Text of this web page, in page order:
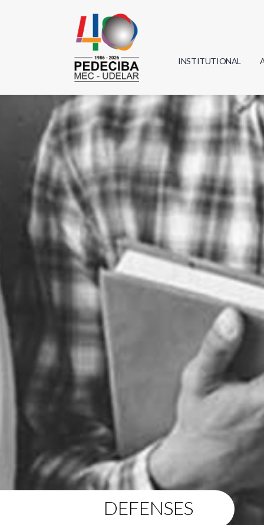
INSTITUTIONAL
DEFENSES